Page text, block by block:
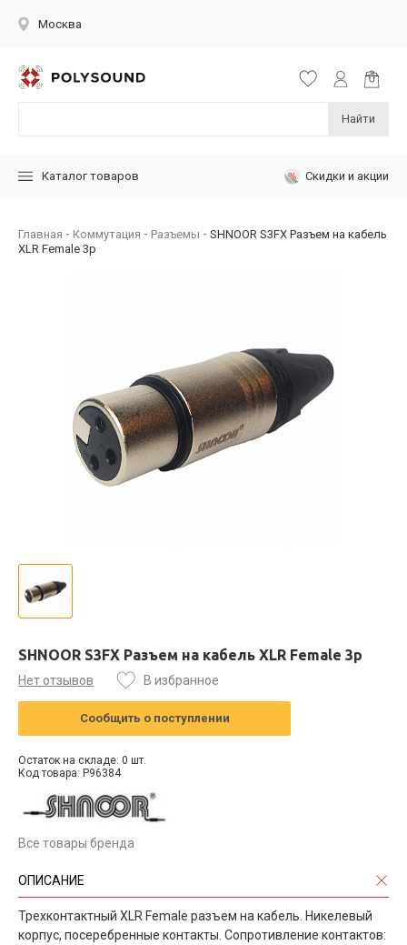
Москва
Найти
Каталог товаров Скидки и акции
Главная Коммутация Разъемы
SHNOOR S3FX Разъем на кабель
XLR Female 3p
SHNOOR S3FX Разъем на кабель XLR Female 3p
Нет отзывов В избранное
Сообщить о поступлении
Остаток на складе: 0 шт.
Код товара: P96384
Все товары бренда
ОПИСАНИЕ
Трехконтактный XLR Female разъем на кабель. Никелевый
корпус, посеребренные контакты. Сопротивление контактов: